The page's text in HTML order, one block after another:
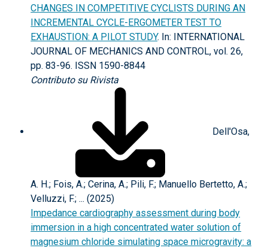
CHANGES IN COMPETITIVE CYCLISTS DURING AN
INCREMENTAL CYCLE-ERGOMETER TEST TO
EXHAUSTION: A PILOT STUDY. In: INTERNATIONAL
JOURNAL OF MECHANICS AND CONTROL, vol. 26,
pp. 83-96. ISSN 1590-8844
Contributo su Rivista
Dell'Osa,
A. H.; Fois, A.; Cerina, A.; Pili, F.; Manuello Bertetto, A.;
Velluzzi, F.; ... (2025)
Impedance cardiography assessment during body
immersion in a high concentrated water solution of
magnesium chloride simulating space microgravity: a